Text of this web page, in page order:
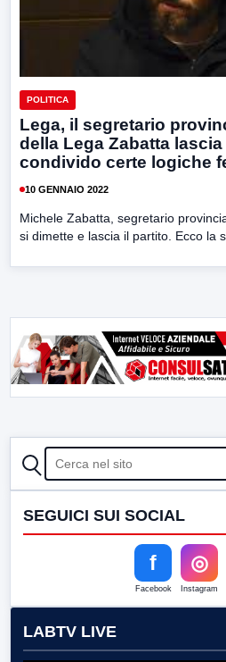
POLITICA
Lega, il segretario
della Lega Zabatta
condivido certe logiche
10 GENNAIO 2022
Michele Zabatta, segretario
si dimette e lascia il partito. Ecco la
CERCA
SEGUICI SUI SOCIAL
f
Facebook
◎
Instagram
LABTV LIVE